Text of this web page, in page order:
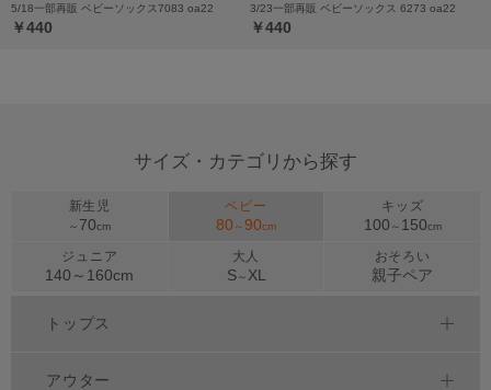
5/18一部再販 ベビーソックス7083 oa22
￥440
3/23一部再販 ベビーソックス 6273 oa22
￥440
サイズ・カテゴリから探す
新生児
～ 70cm
ベビー
80 ～90cm
キッズ
100 ～ 150cm
ジュニア
140～ 160cm
大人
S～ XL
おそろい
親子ペア
トップス
アウター